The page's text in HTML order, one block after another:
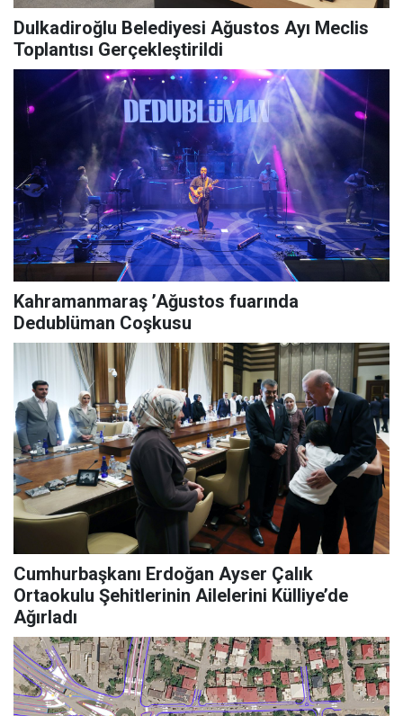
Dulkadiroğlu Belediyesi Ağustos Ayı Meclis
Toplantısı Gerçekleştirildi
Kahramanmaraş ’Ağustos fuarında
Dedublüman Coşkusu
Cumhurbaşkanı Erdoğan Ayser Çalık
Ortaokulu Şehitlerinin Ailelerini Külliye’de
Ağırladı